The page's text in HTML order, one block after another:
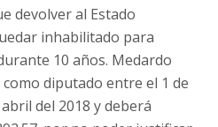
devolver al Estado
inhabilitado para
10 años. Medardo
diputado entre el 1 de
del 2018 y deberá